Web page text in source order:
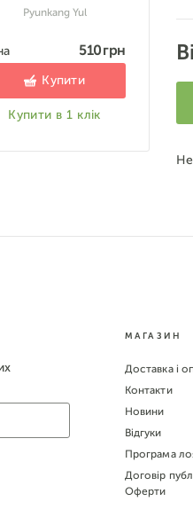
Pyunkang Yul
510 грн
Купити
Купити в 1 клік
МАГАЗИН
Доставка і
Контакти
Новини
Відгуки
Програма
Договір
Оферти